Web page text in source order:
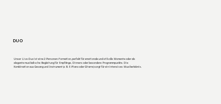
Unser Live-Duo ist eine 2-Personen-Formation, perfekt für emotionale und stilvolle Momente oder als
elegante musikalische Begleitung für Empfänge, Dinners oder besondere Programmpunkte. Die
Kombination aus Gesang und Instrument (z. B. E-Piano oder Gitarre) sorgt für ein intensives Musikerlebnis.
DUO